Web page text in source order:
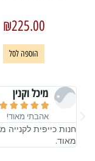
₪225.00
הוספה לסל
מיכל וקנין





אהבתי מאוד!
חנות כייפית לקנייה
מאוד.